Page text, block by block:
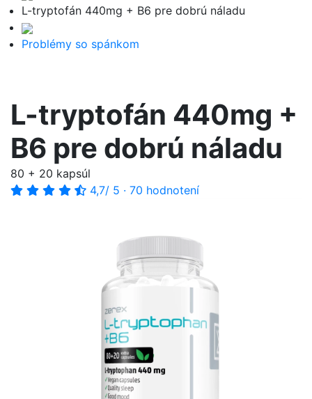
L-tryptofán 440mg + B6 pre dobrú náladu
Problémy so spánkom
L-tryptofán 440mg +
B6 pre dobrú náladu
80 + 20 kapsúl
4,7/ 5 · 70 hodnotení